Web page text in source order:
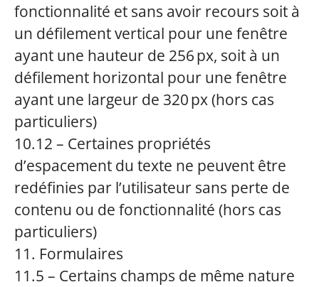
fonctionnalité et sans avoir recours soit à
un défilement vertical pour une fenêtre
ayant une hauteur de 256 px, soit à un
défilement horizontal pour une fenêtre
ayant une largeur de 320 px (hors cas
particuliers)
10.12 – Certaines propriétés
d’espacement du texte ne peuvent être
redéfinies par l’utilisateur sans perte de
contenu ou de fonctionnalité (hors cas
particuliers)
11. Formulaires
11.5 – Certains champs de même nature